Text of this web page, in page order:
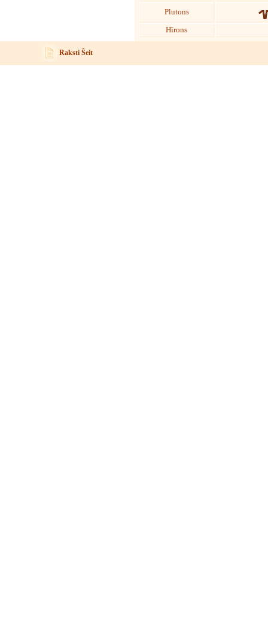
Plutons
Hīrons
Raksti Šeit